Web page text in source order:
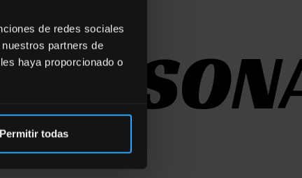
de redes sociales
partners de
haya proporcionado o
Permitir todas